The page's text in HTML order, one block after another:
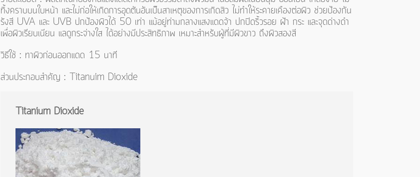
ทิ้งคราบบนใบหน้า และไม่ก่อให้เกิดการอุดตันอันเป็นสาเหตุของการเกิดสิว ไม่ทำให้ระคายเคืองต่อผิว ช่วยป้องกัน
รังสี UVA และ UVB ปกป้องผิวได้ 50 เท่า แม้อยู่ท่ามกลางแสงแดดจ้า ปกปิดริ้วรอย ฝ้า กระ และจุดด่างดำ
เพื่อผิวเรียบเนียน แลดูกระจ่างใส ได้อย่างมีประสิทธิภาพ เหมาะสำหรับผู้ที่มีผิวขาว ถึงผิวสองสี
วิธีใช้ : ทาผิวก่อนออกแดด 15 นาที
ส่วนประกอบสำคัญ : Titanuim Dioxide
Titanium Dioxide